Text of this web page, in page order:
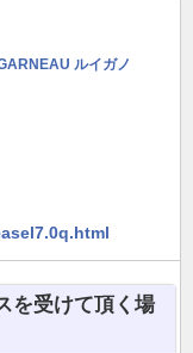
ルイガノ
を受けて頂く場